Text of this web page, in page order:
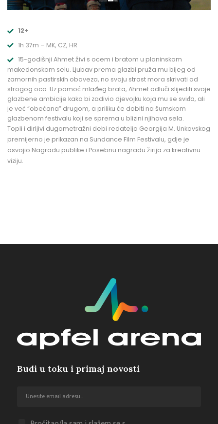
12+
1h 37m – MK, CZ, HR
15-godišnji Ahmet živi s ocem i bratom u planinskom
makedonskom selu. Ljubav prema glazbi pruža mu bijeg od
zamornih pastirskih obaveza, no svoju strast mora skrivati od
strogog oca. Uz pomoć mlađeg brata, Ahmet odluči slijediti svoje
glazbene ambicije kako bi zadivio djevojku koja mu se sviđa, ali
je već “obećana” drugom, a priliku će dobiti na šumskom
glazbenom festivalu koji se sprema u blizini njihova sela.
Topli i dirljivi dugometražni debi redatelja Georgija M. Unkovskog
premijerno je prikazan na Sundance Film Festivalu, gdje je
osvojio Nagradu publike i Posebnu nagradu žirija za kreativnu
viziju.
Budi u toku i primaj novosti